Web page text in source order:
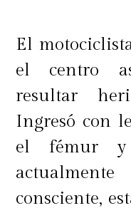
El
el centro
resultar
Ingresó con
el fémur y
consciente,